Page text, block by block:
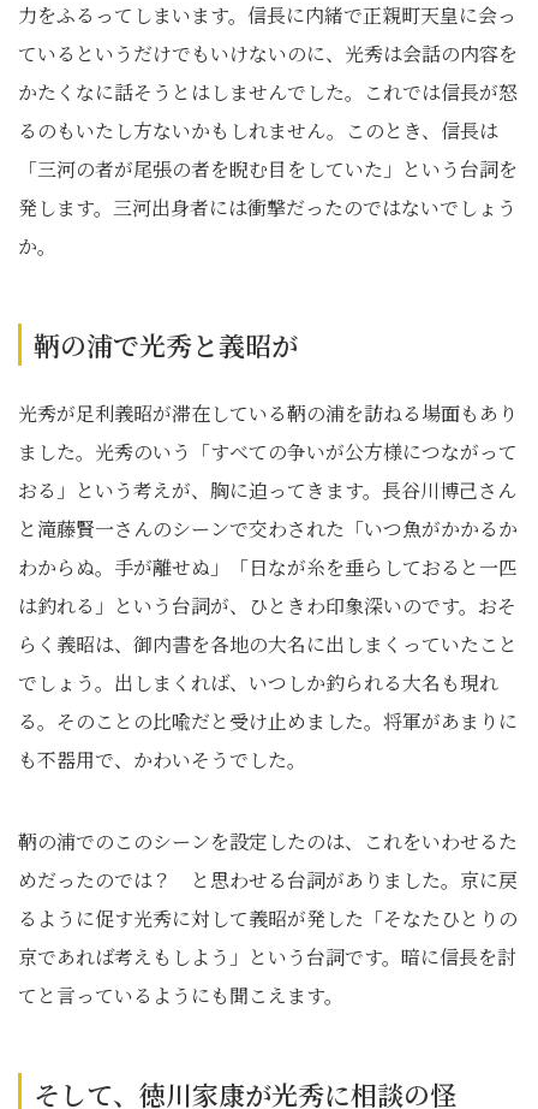
力をふるってしまいます。信長に内緒で正親町天皇に会っ
ているというだけでもいけないのに、光秀は会話の内容を
かたくなに話そうとはしませんでした。これでは信長が怒
るのもいたし方ないかもしれません。このとき、信長は
「三河の者が尾張の者を睨む目をしていた」という台詞を
発します。三河出身者には衝撃だったのではないでしょう
か。
鞆の浦で光秀と義昭が
光秀が足利義昭が滞在している鞆の浦を訪ねる場面もあり
ました。光秀のいう「すべての争いが公方様につながって
おる」という考えが、胸に迫ってきます。長谷川博己さん
と滝藤賢一さんのシーンで交わされた「いつ魚がかかるか
わからぬ。手が離せぬ」「日なが糸を垂らしておると一匹
は釣れる」という台詞が、ひときわ印象深いのです。おそ
らく義昭は、御内書を各地の大名に出しまくっていたこと
でしょう。出しまくれば、いつしか釣られる大名も現れ
る。そのことの比喩だと受け止めました。将軍があまりに
も不器用で、かわいそうでした。
鞆の浦でのこのシーンを設定したのは、これをいわせるた
めだったのでは？ と思わせる台詞がありました。京に戻
るように促す光秀に対して義昭が発した「そなたひとりの
京であれば考えもしよう」という台詞です。暗に信長を討
てと言っているようにも聞こえます。
そして、徳川家康が光秀に相談の怪